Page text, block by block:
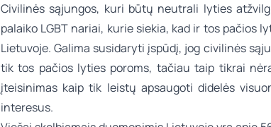
Civilinės sąjungos, kuri būtų neutrali lyties
palaiko LGBT nariai, kurie siekia, kad ir tos pačios
Lietuvoje. Galima susidaryti įspūdį, jog civilinės
tik tos pačios lyties poroms, tačiau taip tikrai
įteisinimas kaip tik leistų apsaugoti didelės
interesus.